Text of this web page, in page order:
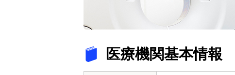
医療機関基本情報